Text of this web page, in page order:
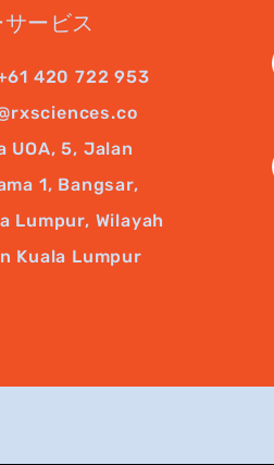
ービス
420 722 953
UOA, 5, Jalan
1, Bangsar,
Lumpur, Wilayah
Kuala Lumpur